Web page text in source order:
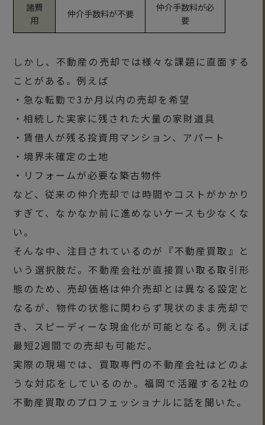
諸費
用
仲介手数料が不要
仲介手数料が必
要
しかし、不動産の売却では様々な課題に直面する
ことがある。例えば
・急な転勤で3か月以内の売却を希望
・相続した実家に残された大量の家財道具
・賃借人が残る投資用マンション、アパート
・境界未確定の土地
・リフォームが必要な築古物件
など、従来の仲介売却では時間やコストがかかり
すぎて、なかなか前に進めないケースも少なくな
い。
そんな中、注目されているのが『不動産買取』と
いう選択肢だ。不動産会社が直接買い取る取引形
態のため、売却価格は仲介売却とは異なる設定と
なるが、物件の状態に関わらず現状のまま売却で
き、スピーディーな現金化が可能となる。例えば
最短2週間での売却も可能だ。
実際の現場では、買取専門の不動産会社はどのよ
うな対応をしているのか。福岡で活躍する2社の
不動産買取のプロフェッショナルに話を聞いた。